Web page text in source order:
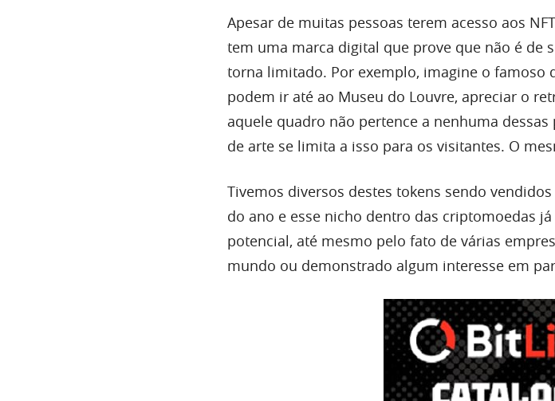
Apesar de muitas pessoas terem acesso aos
tem uma marca digital que prove que não é de
torna limitado. Por exemplo, imagine o famoso
podem ir até ao Museu do Louvre, apreciar o
aquele quadro não pertence a nenhuma dessas
de arte se limita a isso para os visitantes. O
Tivemos diversos destes tokens sendo
do ano e esse nicho dentro das criptomoedas
potencial, até mesmo pelo fato de várias
mundo ou demonstrado algum interesse em